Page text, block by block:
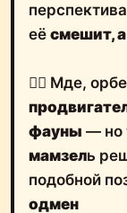
перспектива
её смешит, а
🤷‍♂️ Мде,
фауны — но
мамзель
подобной
одмен